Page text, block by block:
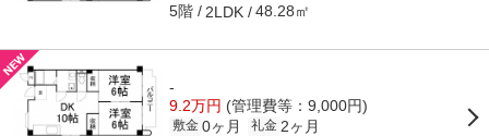
5階 2LDK 48.28㎡
-
9.2万円 (管理費等：9,000円)
敷金 0ヶ月 礼金 2ヶ月